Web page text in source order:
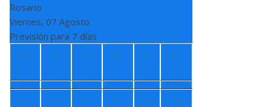
Rosario
Viernes, 07 Agosto
Previsión para 7 días
Sáb
Do
m
Lun
Ma
r
Mi
é
Jue
+1
+1
+1
+1
+8
+13